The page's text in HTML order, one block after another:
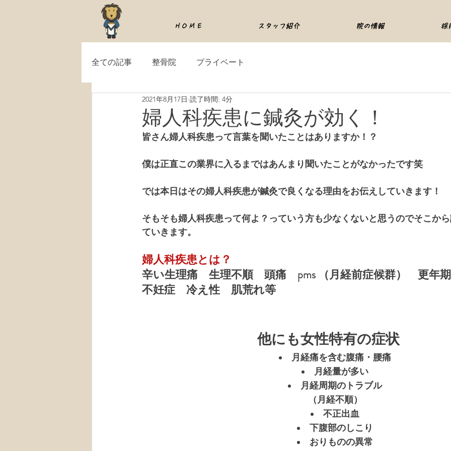
H O M E スタッフ紹介 院の情報 採
全ての記事 整骨院 プライベート
婦人科疾患に鍼灸が効く！
2021年8月17日 読了時間: 4分
皆さん婦人科疾患って言葉を聞いたことはありますか！？
僕は正直この業界に入るまではあんまり聞いたことがなかったです笑
では本日はその婦人科疾患が鍼灸で良くなる理由をお伝えしていきます！
そもそも婦人科疾患って何よ？っていう方も少なくないと思うのでそこか
ていきます。
婦人科疾患とは？
辛い生理痛　生理不順　頭痛　pms （月経前症候群）　更
不妊症　冷え性　肌荒れ等
他にも女性特有の症状
月経痛を含む腹痛・腰痛
月経量が多い
月経周期のトラブル
（月経不順）
不正出血
下腹部のしこり
おりものの異常